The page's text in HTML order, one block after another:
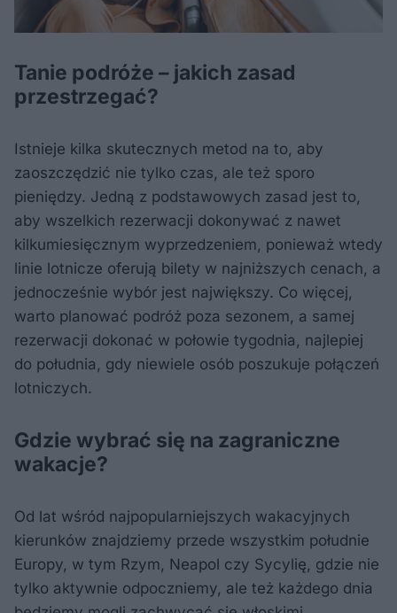
Tanie podróże – jakich zasad
przestrzegać?
Istnieje kilka skutecznych metod na to, aby
zaoszczędzić nie tylko czas, ale też sporo
pieniędzy. Jedną z podstawowych zasad jest to,
aby wszelkich rezerwacji dokonywać z nawet
kilkumiesięcznym wyprzedzeniem, ponieważ wtedy
linie lotnicze oferują bilety w najniższych cenach, a
jednocześnie wybór jest największy. Co więcej,
warto planować podróż poza sezonem, a samej
rezerwacji dokonać w połowie tygodnia, najlepiej
do południa, gdy niewiele osób poszukuje połączeń
lotniczych.
Gdzie wybrać się na zagraniczne
wakacje?
Od lat wśród najpopularniejszych wakacyjnych
kierunków znajdziemy przede wszystkim południe
Europy, w tym Rzym, Neapol czy Sycylię, gdzie nie
tylko aktywnie odpoczniemy, ale też każdego dnia